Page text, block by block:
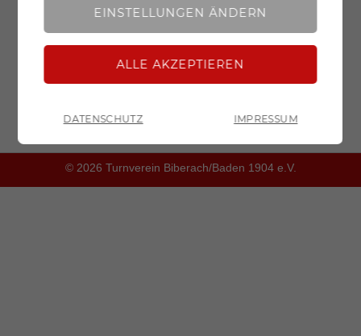
© 2026 Turnverein Biberach/Baden 1904 e.V.
Google Fonts als auch essentielle Cookies, Cookies
EINSTELLUNGEN ÄNDERN
DATENSCHUTZ IMPRESSUM